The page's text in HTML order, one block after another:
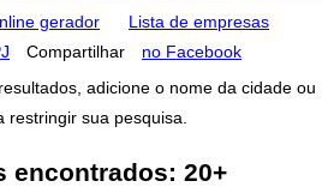
gerador
Lista de empresas
Compartilhar
no Facebook
adicione o nome da cidade ou
sua pesquisa.
encontrados: 20+